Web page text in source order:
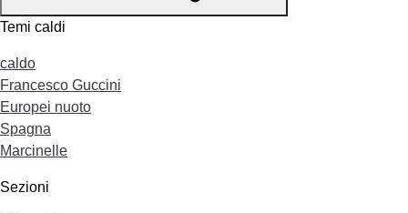
Temi caldi
caldo
Francesco Guccini
Europei nuoto
Spagna
Marcinelle
Sezioni